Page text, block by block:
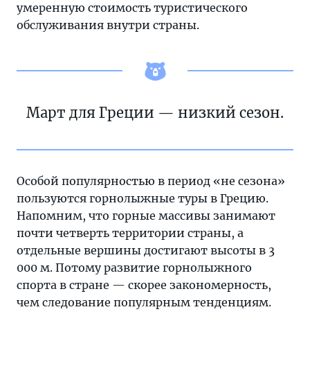
умеренную стоимость туристического
обслуживания внутри страны.
Март для Греции — низкий сезон.
Особой популярностью в период «не сезона»
пользуются горнолыжные туры в Грецию.
Напомним, что горные массивы занимают
почти четверть территории страны, а
отдельные вершины достигают высоты в 3
000 м. Потому развитие горнолыжного
спорта в стране — скорее закономерность,
чем следование популярным тенденциям.